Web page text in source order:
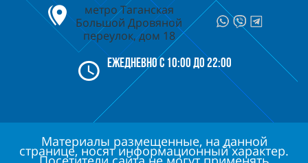
метро Таганская
Большой Дровяной
переулок, дом 18
Ежедневно с 10:00 до 22:00
Материалы размещенные, на данной
странице, носят информационный характер.